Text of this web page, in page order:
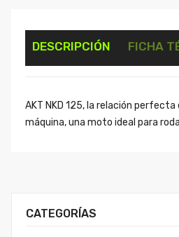
CATEGORÍAS
DESCRIPCIÓN FICHA
AKT NKD 125, la relación
máquina, una moto ideal para